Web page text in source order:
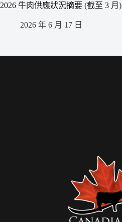
2026 牛肉供應狀況摘要 (截至 3 月)
2026 年 6 月 17 日